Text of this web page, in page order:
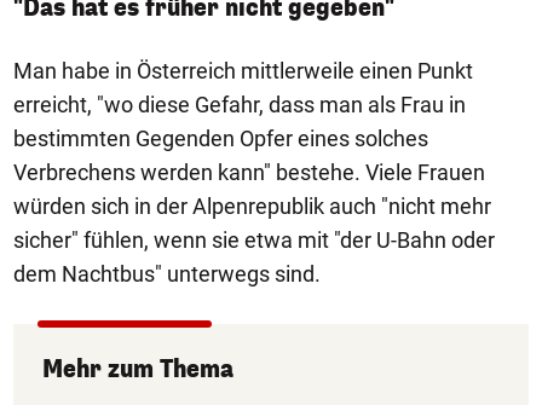
"Das hat es früher nicht gegeben"
Man habe in Österreich mittlerweile einen Punkt
erreicht, "wo diese Gefahr, dass man als Frau in
bestimmten Gegenden Opfer eines solches
Verbrechens werden kann" bestehe. Viele Frauen
würden sich in der Alpenrepublik auch "nicht mehr
sicher" fühlen, wenn sie etwa mit "der U-Bahn oder
dem Nachtbus" unterwegs sind.
Mehr zum Thema